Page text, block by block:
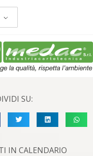
SU:
IN CALENDARIO